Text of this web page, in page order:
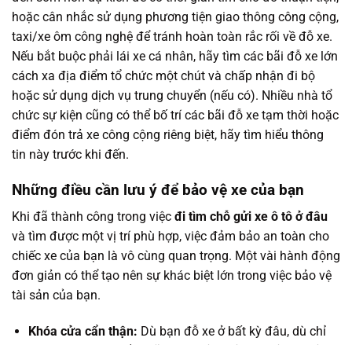
hoặc cân nhắc sử dụng phương tiện giao thông công cộng,
taxi/xe ôm công nghệ để tránh hoàn toàn rắc rối về đỗ xe.
Nếu bắt buộc phải lái xe cá nhân, hãy tìm các bãi đỗ xe lớn
cách xa địa điểm tổ chức một chút và chấp nhận đi bộ
hoặc sử dụng dịch vụ trung chuyển (nếu có). Nhiều nhà tổ
chức sự kiện cũng có thể bố trí các bãi đỗ xe tạm thời hoặc
điểm đón trả xe công cộng riêng biệt, hãy tìm hiểu thông
tin này trước khi đến.
Những điều cần lưu ý để bảo vệ xe của bạn
Khi đã thành công trong việc đi tìm chỗ gửi xe ô tô ở đâu
và tìm được một vị trí phù hợp, việc đảm bảo an toàn cho
chiếc xe của bạn là vô cùng quan trọng. Một vài hành động
đơn giản có thể tạo nên sự khác biệt lớn trong việc bảo vệ
tài sản của bạn.
Khóa cửa cẩn thận: Dù bạn đỗ xe ở bất kỳ đâu, dù chỉ